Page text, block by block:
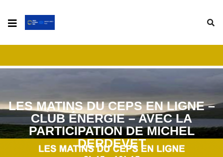
LES MATINS DU CEPS EN LIGNE –
CLUB ÉNERGIE – AVEC LA
PARTICIPATION DE MICHEL
DERDEVET